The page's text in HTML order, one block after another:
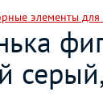
элементы для